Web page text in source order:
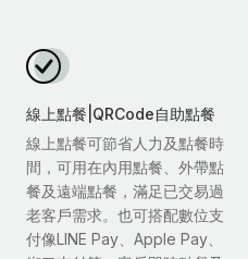
線上點餐|QRCode自助點餐
線上點餐可節省人力及點餐時
間，可用在內用點餐、外帶點
餐及遠端點餐，滿足已交易過
老客戶需求。也可搭配數位支
付像LINE Pay、Apple Pay、